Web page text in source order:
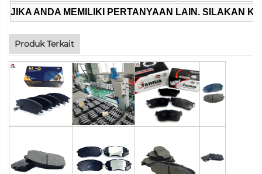
JIKA ANDA MEMILIKI PERTANYAAN LAIN. SILAKAN
Produk Terkait